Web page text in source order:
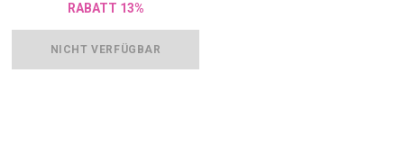
RABATT 13%
NICHT VERFÜGBAR